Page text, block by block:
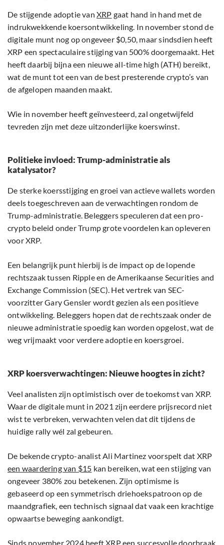
De stijgende adoptie van XRP gaat hand in hand met de
indrukwekkende koersontwikkeling. In november stond de
digitale munt nog op ongeveer $0,50, maar sindsdien heeft
XRP een spectaculaire stijging van 500% doorgemaakt. Het
heeft daarbij bijna een nieuwe all-time high (ATH) bereikt,
wat de munt tot een van de best presterende crypto’s van
de afgelopen maanden maakt.
Wie in november heeft geïnvesteerd, zal ongetwijfeld
tevreden zijn met deze uitzonderlijke koerswinst.
Politieke invloed: Trump-administratie als
katalysator?
De sterke koersstijging en groei van actieve wallets worden
deels toegeschreven aan de verwachtingen rondom de
Trump-administratie. Beleggers speculeren dat een pro-
crypto beleid onder Trump grote voordelen kan opleveren
voor XRP.
Een belangrijk punt hierbij is de impact op de lopende
rechtszaak tussen Ripple en de Amerikaanse Securities and
Exchange Commission (SEC). Het vertrek van SEC-
voorzitter Gary Gensler wordt gezien als een positieve
ontwikkeling. Beleggers hopen dat de rechtszaak onder de
nieuwe administratie spoedig kan worden opgelost, wat de
weg vrijmaakt voor verdere adoptie en koersgroei.
XRP koersverwachtingen: Nieuwe hoogtes in zicht?
Veel analisten zijn optimistisch over de toekomst van XRP.
Waar de digitale munt in 2021 zijn eerdere prijsrecord niet
wist te verbreken, verwachten velen dat dit tijdens de
huidige rally wél zal gebeuren.
De bekende crypto-analist Ali Martinez voorspelt dat XRP
een waardering van $15 kan bereiken, wat een stijging van
ongeveer 380% zou betekenen. Zijn optimisme is
gebaseerd op een symmetrisch driehoekspatroon op de
maandgrafiek, een technisch signaal dat vaak een krachtige
opwaartse beweging aankondigt.
Sinds november 2024 heeft XRP een succesvolle doorbraak